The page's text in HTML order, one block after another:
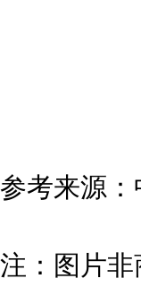
参考来源
注：图片